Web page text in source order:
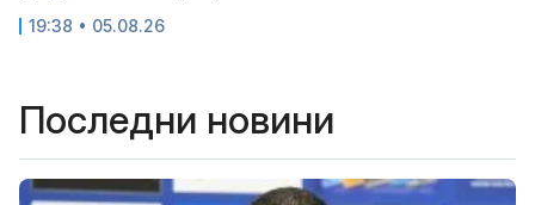
19:38 • 05.08.26
Последни новини